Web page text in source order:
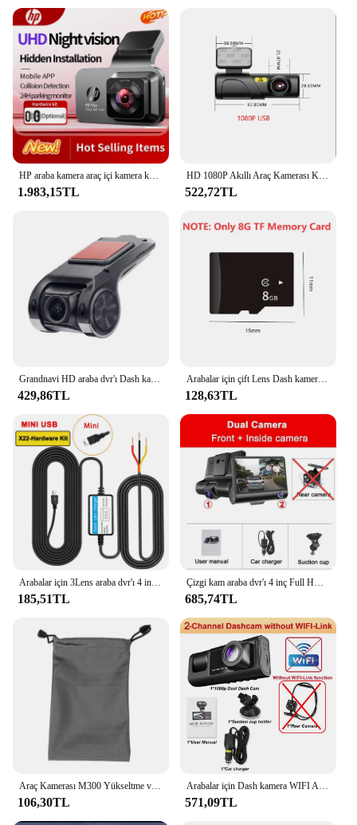
HP araba kamera araç içi kamera kamera UHD gece görüş WiFi DVR video döngü video park izleme 1296p araba araç kamerası otomatik
1.983,15TL
HD 1080P Akıllı Araç Kamerası Kamera 24 saat Park Monitörü WiFi Gece Görüş Otomatik Döngü Kayıt Hücresi Uygulama Kontrolü Araç için GPS Desteği
522,72TL
Grandnavi HD araba dvr'ı Dash kam ADAS Video 720P USB TF kart 16G/32G oto kaydedici Android multimedya oynatıcı DVD için sesli Alarm
429,86TL
Arabalar için çift Lens Dash kamera siyah kutu HD 1080P araba Video kaydedici WIFI gece görüş ile g-sensor döngü kayıt Dvr araba kamera
128,63TL
Arabalar için 3Lens araba dvr'ı 4 inç Dash kamera 1080P Video kaydedici dikiz kamera için kablosuz araç kamerası park monitörü araba Assecories
185,51TL
Çizgi kam araba dvr'ı 4 inç Full HD 1080P 3 Lens otomatik Video kaydedici 170 ° kamera park izleme gece görüş kamera
685,74TL
Araç Kamerası M300 Yükseltme versiyonu Araba DVR 140 ° 24 saatlik Park Modu için alan WIFI Kablosuz Bağlantı 1296P Gece Görüşü
106,30TL
Arabalar için Dash kamera WIFI APP araba dvr'ı 3 kanal ön kamera Video kaydedici dikiz kamera için kablosuz araç kamerası araba Assecories
571,09TL